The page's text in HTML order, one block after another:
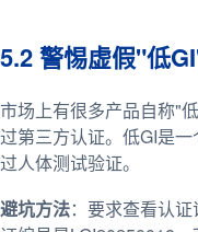
5.2 警惕虚假"低
市场上有很多产品自称"
过第三方认证。低GI是
过人体测试验证。
避坑方法：要求查看认